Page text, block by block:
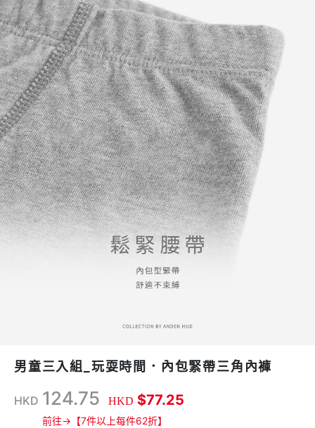
男童三入組_玩耍時間．內包緊帶三角內褲
HKD 124.75 HKD $77.25
前往→【7件以上每件62折】